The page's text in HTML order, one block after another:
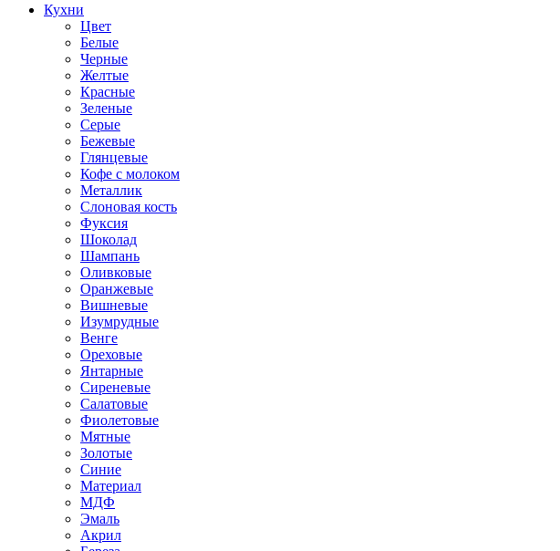
Кухни
Цвет
Белые
Черные
Желтые
Красные
Зеленые
Серые
Бежевые
Глянцевые
Кофе с молоком
Металлик
Слоновая кость
Фуксия
Шоколад
Шампань
Оливковые
Оранжевые
Вишневые
Изумрудные
Венге
Ореховые
Янтарные
Сиреневые
Салатовые
Фиолетовые
Мятные
Золотые
Синие
Материал
МДФ
Эмаль
Акрил